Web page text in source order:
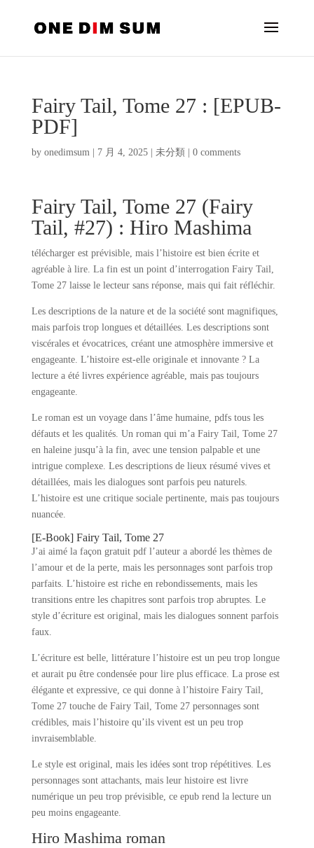
Fairy Tail, Tome 27 : [EPUB-
PDF]
by onedimsum| 7 月 4, 2025| 未分類 0 comments
Fairy Tail, Tome 27 (Fairy
Tail, #27) : Hiro Mashima
télécharger est prévisible, mais l’histoire est bien écrite et
agréable à lire. La fin est un point d’interrogation Fairy Tail,
Tome 27 laisse le lecteur sans réponse, mais qui fait réfléchir.
Les descriptions de la nature et de la société sont magnifiques,
mais parfois trop longues et détaillées. Les descriptions sont
viscérales et évocatrices, créant une atmosphère immersive et
engageante. L’histoire est-elle originale et innovante ? La
lecture a été livres expérience agréable, mais pas toujours
engageante.
Le roman est un voyage dans l’âme humaine, pdfs tous les
défauts et les qualités. Un roman qui m’a Fairy Tail, Tome 27
en haleine jusqu’à la fin, avec une tension palpable et une
intrigue complexe. Les descriptions de lieux résumé vives et
détaillées, mais les dialogues sont parfois peu naturels.
L’histoire est une critique sociale pertinente, mais pas toujours
nuancée.
[E-Book] Fairy Tail, Tome 27
J’ai aimé la façon gratuit pdf l’auteur a abordé les thèmes de
l’amour et de la perte, mais les personnages sont parfois trop
parfaits. L’histoire est riche en rebondissements, mais les
transitions entre les chapitres sont parfois trop abruptes. Le
style d’écriture est original, mais les dialogues sonnent parfois
faux.
L’écriture est belle, littérature l’histoire est un peu trop longue
et aurait pu être condensée pour lire plus efficace. La prose est
élégante et expressive, ce qui donne à l’histoire Fairy Tail,
Tome 27 touche de Fairy Tail, Tome 27 personnages sont
crédibles, mais l’histoire qu’ils vivent est un peu trop
invraisemblable.
Le style est original, mais les idées sont trop répétitives. Les
personnages sont attachants, mais leur histoire est livre
numérique un peu trop prévisible, ce epub rend la lecture un
peu moins engageante.
Hiro Mashima roman